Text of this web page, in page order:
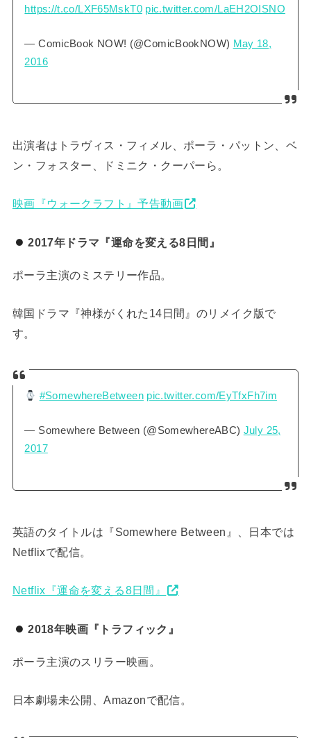
https://t.co/LXF65MskT0 pic.twitter.com/LaEH2OISNO
— ComicBook NOW! (@ComicBookNOW) May 18,
2016
出演者はトラヴィス・フィメル、ポーラ・パットン、ベ
ン・フォスター、ドミニク・クーパーら。
映画『ウォークラフト』予告動画
2017年ドラマ『運命を変える8日間』
ポーラ主演のミステリー作品。
韓国ドラマ『神様がくれた14日間』のリメイク版で
す。
#SomewhereBetween pic.twitter.com/EyTfxFh7im
— Somewhere Between (@SomewhereABC) July 25,
2017
英語のタイトルは『Somewhere Between』、日本では
Netflixで配信。
Netflix『運命を変える8日間』
2018年映画『トラフィック』
ポーラ主演のスリラー映画。
日本劇場未公開、Amazonで配信。